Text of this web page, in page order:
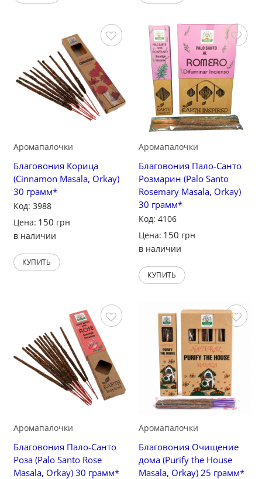
Сохранить
Аромапалочки
Благовония Корица
(Cinnamon Masala, Orkay)
30 грамм*
Код: 3988
Цена: 150 грн
в наличии
КУПИТЬ
Сохранить
Аромапалочки
Благовония Пало-Санто
Розмарин (Palo Santo
Rosemary Masala, Orkay)
30 грамм*
Код: 4106
Цена: 150 грн
в наличии
КУПИТЬ
Сохранить
Аромапалочки
Благовония Пало-Санто
Роза (Palo Santo Rose
Masala, Orkay) 30 грамм*
Сохранить
Аромапалочки
Благовония Очищение
дома (Purify the House
Masala, Orkay) 25 грамм*